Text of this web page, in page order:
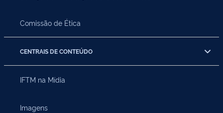
Comissão de Ética
CENTRAIS DE CONTEÚDO
IFTM na Mídia
Imagens